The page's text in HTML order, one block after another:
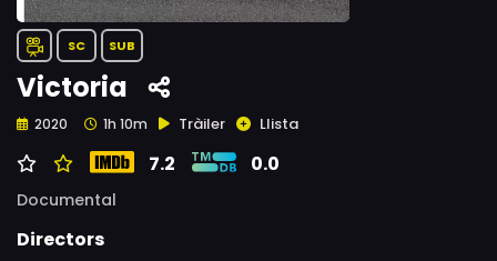
SC SUB
Victoria
2020 1h 10m Tràiler Llista
7.2 0.0
Documental
Directors